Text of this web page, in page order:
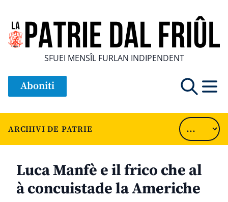
SFUEI MENSÎL FURLAN INDIPENDENT
Aboniti
ARCHIVI DE PATRIE
Luca Manfè e il frico che al
à concuistade la Americhe